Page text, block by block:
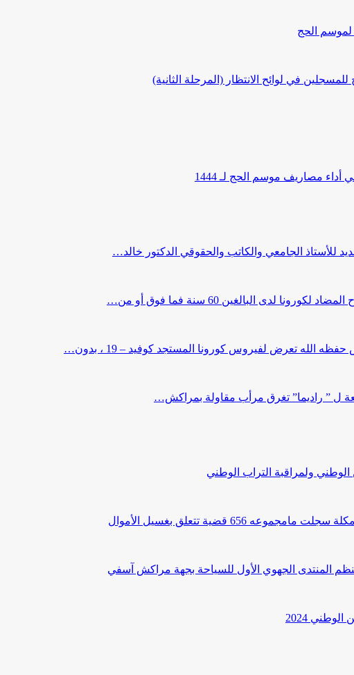
لموسم الحج
في لوائح الانتظار (المرحلة الثانية)
مصاريف موسم الحج لـ 1444
للأستاذ الجامعي والكاتب والحقوقي الدكتور خالد…
لدى البالغين 60 سنة فما فوق أو من…
الله تعرض لفيروس كورونا المستجد كوفيد – 19 ، بدون…
ل ” راديما” تغرق مرأب مقاولة بمراكش…
الوطني ولمراقبة التراب الوطني
المنتدى الجهوي الأول للسياحة بجهة مراكش آسفي
2024